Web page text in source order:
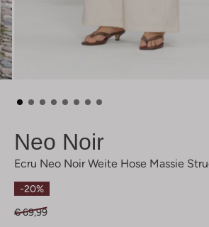
Neo Noir
Ecru Neo Noir Weite Hose Massie
-20%
€ 69,99